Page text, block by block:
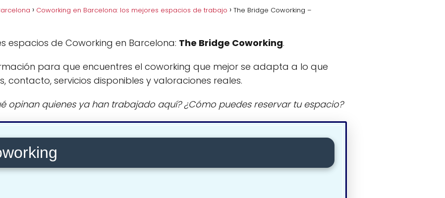
Coworking en Barcelona: los mejores espacios de trabajo
The Bridge Coworking –
espacios de Coworking en Barcelona: The Bridge Coworking.
para que encuentres el coworking que mejor se adapta a lo que
contacto, servicios disponibles y valoraciones reales.
opinan quienes ya han trabajado aquí? ¿Cómo puedes reservar tu espacio?